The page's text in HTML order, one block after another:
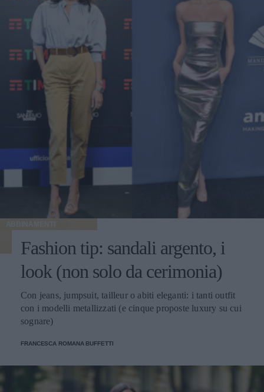
ABBINAMENTI
Fashion tip: sandali argento, i
look (non solo da cerimonia)
Con jeans, jumpsuit, tailleur o abiti eleganti: i tanti outfit
con i modelli metallizzati (e cinque proposte luxury su cui
sognare)
FRANCESCA ROMANA BUFFETTI